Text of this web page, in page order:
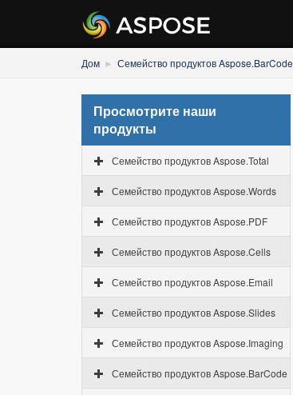
Дом Семейство продуктов Aspose.BarCode
Просмотрите наши
продукты
Семейство продуктов Aspose.Total
Семейство продуктов Aspose.Words
Семейство продуктов Aspose.PDF
Семейство продуктов Aspose.Cells
Семейство продуктов Aspose.Email
Семейство продуктов Aspose.Slides
Семейство продуктов Aspose.Imaging
Семейство продуктов Aspose.BarCode